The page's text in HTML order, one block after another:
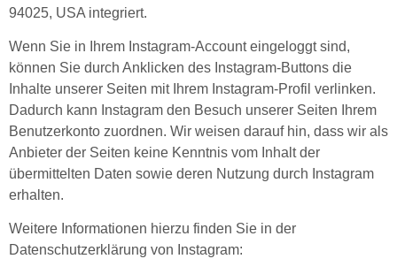
94025, USA integriert.
Wenn Sie in Ihrem Instagram-Account eingeloggt sind,
können Sie durch Anklicken des Instagram-Buttons die
Inhalte unserer Seiten mit Ihrem Instagram-Profil verlinken.
Dadurch kann Instagram den Besuch unserer Seiten Ihrem
Benutzerkonto zuordnen. Wir weisen darauf hin, dass wir als
Anbieter der Seiten keine Kenntnis vom Inhalt der
übermittelten Daten sowie deren Nutzung durch Instagram
erhalten.
Weitere Informationen hierzu finden Sie in der
Datenschutzerklärung von Instagram: